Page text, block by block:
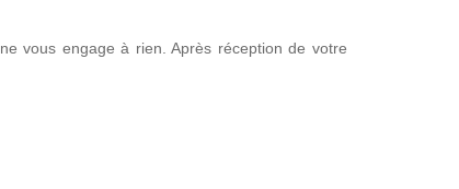
vous engage à rien. Après réception de votre